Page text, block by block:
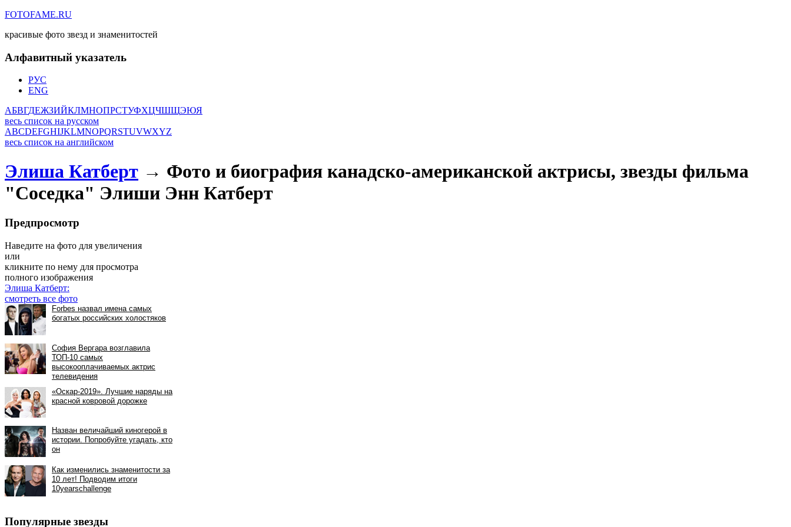
FOTOFAME.RU
красивые фото звезд и знаменитостей
Алфавитный указатель
РУС
ENG
АБВГДЕЖЗИЙКЛМНОПРСТУФХЦЧШЩЭЮЯ
весь список на русском
ABCDEFGHIJKLMNOPQRSTUVWXYZ
весь список на английском
Элиша Катберт → Фото и биография канадско-американской актрисы, звезды фильма
"Соседка" Элиши Энн Катберт
Предпросмотр
Наведите на фото для увеличения
или
кликните по нему для просмотра
полного изображения
Элиша Катберт:
смотреть все фото
Популярные звезды